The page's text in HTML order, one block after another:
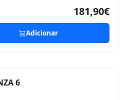
181,90€
Adicionar
6